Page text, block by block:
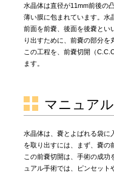
水晶体は直径が11mm前後の
薄い膜に包まれています。水
前面を前嚢、後面を後嚢とい
り出すために、前嚢の部分を
この工程を、前嚢切開（
ます。
マニュア
水晶体は、嚢とよばれる袋に
を取り出すには、まず、嚢の
この前嚢切開は、手術の成功
ュアル手術では、ピンセッ